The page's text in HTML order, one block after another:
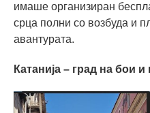
имаше организиран
срца полни со возбуда и
авантурата.
Катанија – град на бои и